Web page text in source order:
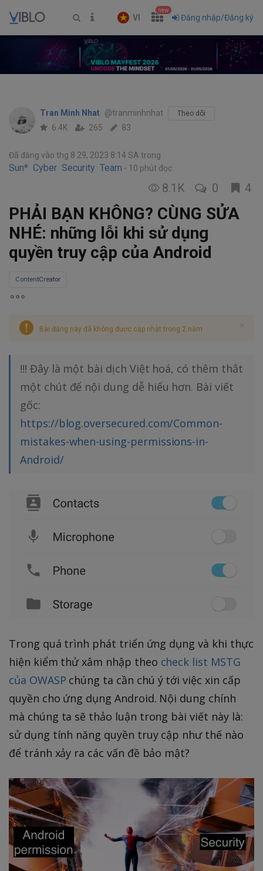
VI
new
Đăng nhập/Đăng ký
Tran Minh Nhat @tranminhnhat Theo dõi
6.4K 265 83
Đã đăng vào thg 8 29, 2023 8:14 SA trong
Sun* Cyber Security Team 10 phút đọc
8.1K 0 4
PHẢI BẠN KHÔNG? CÙNG SỬA
NHÉ: những lỗi khi sử dụng
quyền truy cập của Android
ContentCreator
Bài đăng này đã không được cập nhật trong 2 năm
!!! Đây là một bài dịch Việt hoá, có thêm thắt
một chút để nội dung dễ hiểu hơn. Bài viết
gốc:
https://blog.oversecured.com/Common-
mistakes-when-using-permissions-in-
Android/
Trong quá trình phát triển ứng dụng và khi thực
hiện kiểm thử xâm nhập theo check list MSTG
của OWASP chúng ta cần chú ý tới việc xin cấp
quyền cho ứng dụng Android. Nội dung chính
mà chúng ta sẽ thảo luận trong bài viết này là:
sử dụng tính năng quyền truy cập như thế nào
để tránh xảy ra các vấn đề bảo mật?